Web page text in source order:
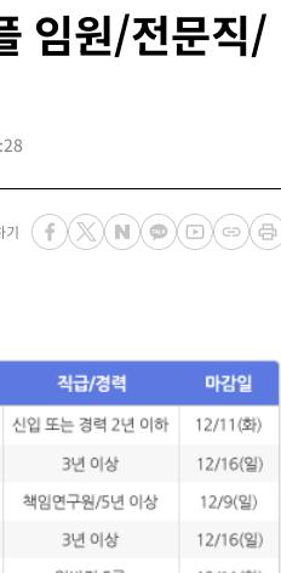
임원/전문직/
기